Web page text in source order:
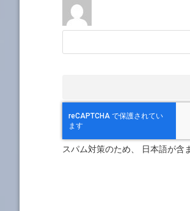
スパム対策のため、 日本語が含